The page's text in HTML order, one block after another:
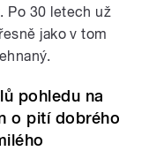
Po 30 letech už
jako v tom
pohledu na
o pití dobrého